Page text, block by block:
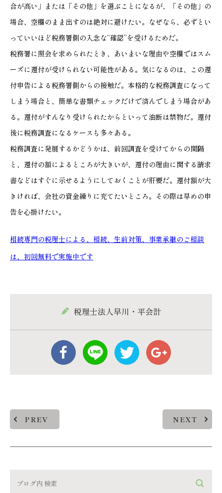
合が高い」または「その他」を選ぶことになるが、「その他」の
場合、空欄のまま出すのは絶対に避けたい。なぜなら、必ずとい
っていいほど税務署側の入念な“確認”を受けるためだ。
税務署に照会を求められたとき、あいまいな理由や空欄ではスム
ーズに還付が受けられない可能性がある。気になるのは、この還
付申告による税務署側からの接触だ。本格的な税務調査になって
しまう場合と、簡単な書類チェックだけで済んでしまう場合があ
る。還付がすんなり受けられたからといって油断は禁物だ。還付
後に税務調査になるケースも多々ある。
税務調査に発展するかどうかは、前回調査を受けてからの間隔
と、還付の額によるところが大きいが、還付の理由に関する請求
書などはすぐに示せるようにしておくことが肝要だ。還付額が大
きければ、会社の資金繰りに充てたいところ。その際は早めの申
告を心掛けたい。
相続専門の税理士による、相続、生前対策、事業承継のご相談
は、初回無料で実施中です
税理士法人早川・平会計
PREV NEXT